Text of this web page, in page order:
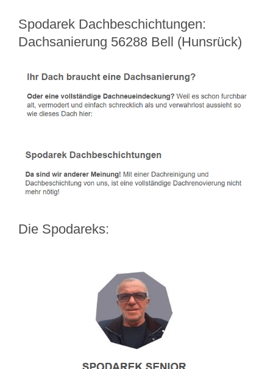
Spodarek Dachbeschichtungen:
Dachsanierung 56288 Bell (Hunsrück)
Die Spodareks: